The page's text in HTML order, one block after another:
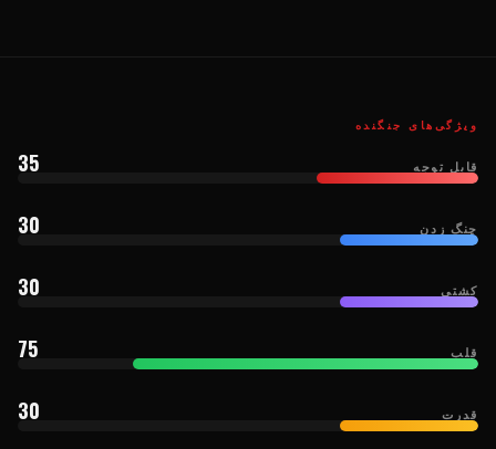
ویژگی‌های جنگنده
قابل توجه 35
چنگ زدن 30
کشتی 30
قلب 75
قدرت 30